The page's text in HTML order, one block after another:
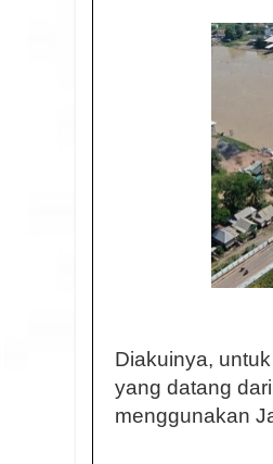
Diakuinya,
yang datang
menggunakan